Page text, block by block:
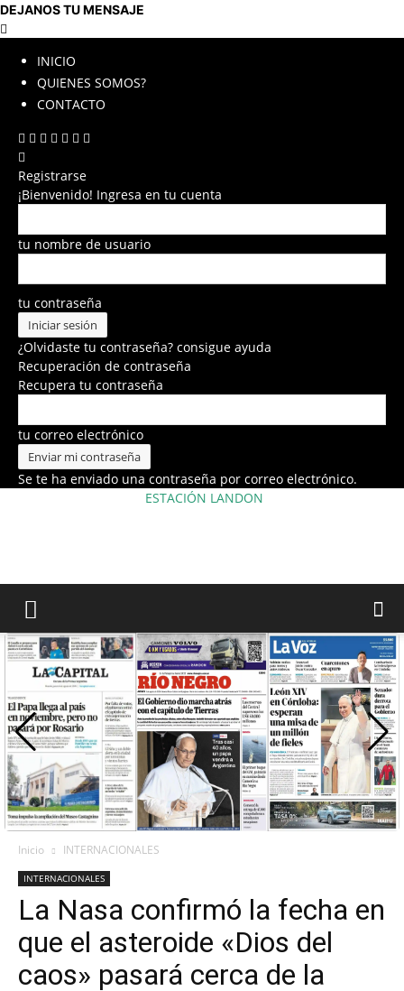
DEJANOS TU MENSAJE
INICIO
QUIENES SOMOS?
CONTACTO
Registrarse
¡Bienvenido! Ingresa en tu cuenta
tu nombre de usuario
tu contraseña
¿Olvidaste tu contraseña? consigue ayuda
Recuperación de contraseña
Recupera tu contraseña
tu correo electrónico
Se te ha enviado una contraseña por correo electrónico.
ESTACIÓN LANDON
Inicio INTERNACIONALES
INTERNACIONALES
La Nasa confirmó la fecha en
que el asteroide «Dios del
caos» pasará cerca de la